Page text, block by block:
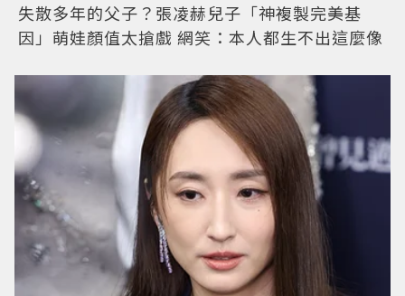
失散多年的父子？張凌赫兒子「神複製完美基
因」萌娃顏值太搶戲 網笑：本人都生不出這麼像